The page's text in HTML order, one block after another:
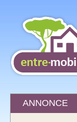
ANNONCE